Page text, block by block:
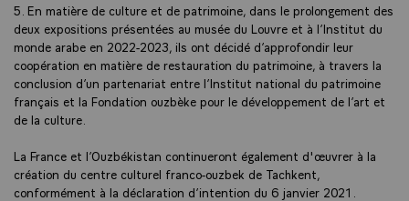
5. En matière de culture et de patrimoine, dans le prolongement des
deux expositions présentées au musée du Louvre et à l’Institut du
monde arabe en 2022-2023, ils ont décidé d’approfondir leur
coopération en matière de restauration du patrimoine, à travers la
conclusion d’un partenariat entre l’Institut national du patrimoine
français et la Fondation ouzbèke pour le développement de l’art et
de la culture.
La France et l’Ouzbékistan continueront également d'œuvrer à la
création du centre culturel franco-ouzbek de Tachkent,
conformément à la déclaration d’intention du 6 janvier 2021.